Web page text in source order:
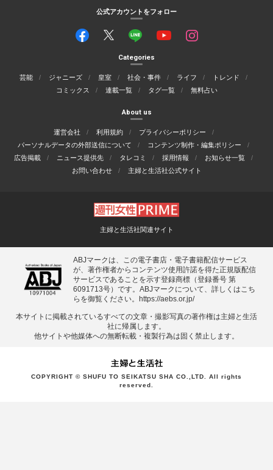
公式アカウントをフォロー
Categories
芸能 ジャニーズ 皇室 社会・事件 ライフ
トレンド
コミックス
連載一覧 タグ一覧 無料占い
About us
運営会社 利用規約
プライバシーポリシー
パーソナルデータの外部送信について
コンテンツ制作・編集ポリシー
広告掲載
ニュース提供先 タレコミ 採用情報
お知らせ一覧
お問い合わせ
主婦と生活社公式サイト
主婦と生活社関連サイト
ABJマークは、この電子書店・電子書籍配信サービス
が、著作権者からコンテンツ使用許諾を得た正規版配信
サービスであることを示す登録商標（登録番号 第
6091713号）です。ABJマークについて、詳しくはこち
らを御覧ください。
https://aebs.or.jp/
本サイトに掲載されているすべての⽂章・撮影写真の著作権は主婦と⽣活
社に帰属します。
他サイトや他媒体への無断転載・複製⾏為は固く禁⽌します。
COPYRIGHT © SHUFU TO SEIKATSU SHA CO.,LTD. All rights
reserved.